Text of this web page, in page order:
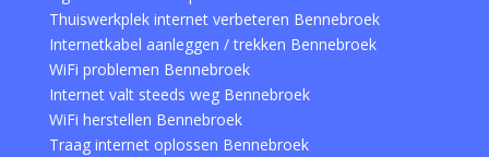
Thuiswerkplek internet verbeteren Bennebroek
Internetkabel aanleggen / trekken Bennebroek
WiFi problemen Bennebroek
Internet valt steeds weg Bennebroek
WiFi herstellen Bennebroek
Traag internet oplossen Bennebroek